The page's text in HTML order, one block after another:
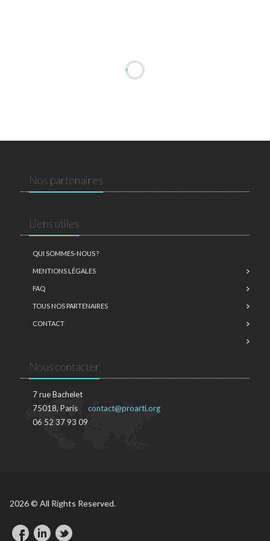
Nos partenaires
Liens utiles
QUI SOMMES-NOUS ?
MENTIONS LÉGALES
FAQ
TOUS NOS PARTENAIRES
CONTACT
Nous contacter
7 rue Bachelet
75018, Paris
06 52 37 93 09
contact@proarti.org
2026 © All Rights Reserved.